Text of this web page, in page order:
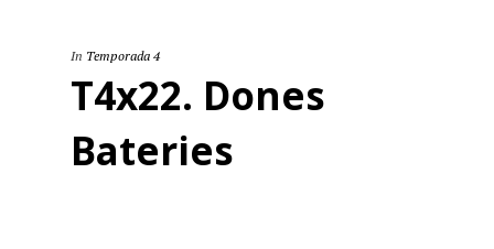
In Temporada 4
T4x22. Dones
Bateries